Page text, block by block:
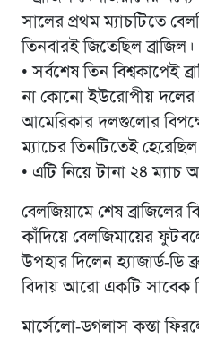
সালের প্রথম ম্যাচটিতে
তিনবারই জিতেছিল ব্রাজিল।
• সর্বশেষ তিন বিশ্বকাপেই
না কোনো ইউরোপীয় দলের
আমেরিকার দলগুলোর
ম্যাচের তিনটিতেই
• এটি নিয়ে টানা ২৪ ম্যাচ
বেলজিয়ামে শেষ ব্রাজিলের
কাঁদিয়ে বেলজিমায়ের
উপহার দিলেন হ্যাজার্ড-ডি
বিদায় আরো একটি সাবেক
মার্সেলো-ডগলাস কস্তা